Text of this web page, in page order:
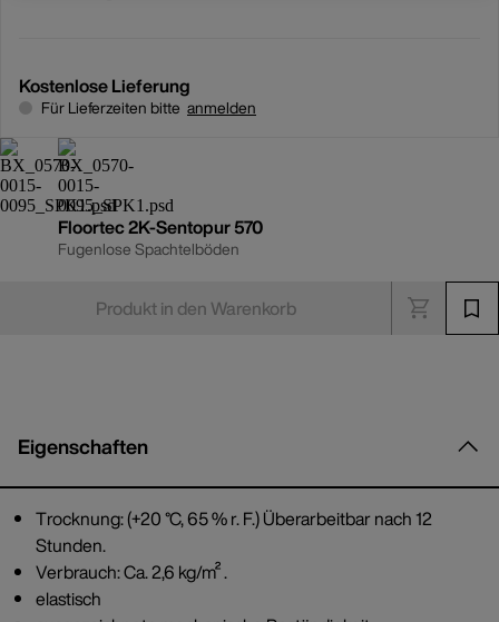
Kostenlose Lieferung
Für Lieferzeiten bitte anmelden
Floortec 2K-Sentopur 570
Fugenlose Spachtelböden
Produkt in den Warenkorb
Eigenschaften
Trocknung: (+20 °C, 65 % r. F.) Überarbeitbar nach 12
Stunden.
Verbrauch: Ca. 2,6 kg/m² .
elastisch